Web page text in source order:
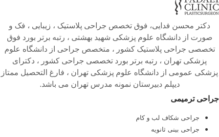
دکتر محسن فدایی، فوق تخصص جراحی پلاستیک ، زیبایی ، فک و
صورت از دانشگاه علوم پزشکی شهید بهشتی ، رتبه برتر بورد فوق
تخصصی جراحی پلاستیک کشور ، متخصص جراحی از دانشگاه علوم
پزشکی تهران ، رتبه برتر بورد تخصصی جراحی کشور ، دکترای
پزشکی عمومی از دانشگاه علوم پزشکی تهران ، فارغ التحصیل ممتاز
دیپلم دبیرستان نمونه مدرس تهران می باشد.
جراحی ترمیمی
جراحی شکاف لب و کام
جراحی بینی ثانویه